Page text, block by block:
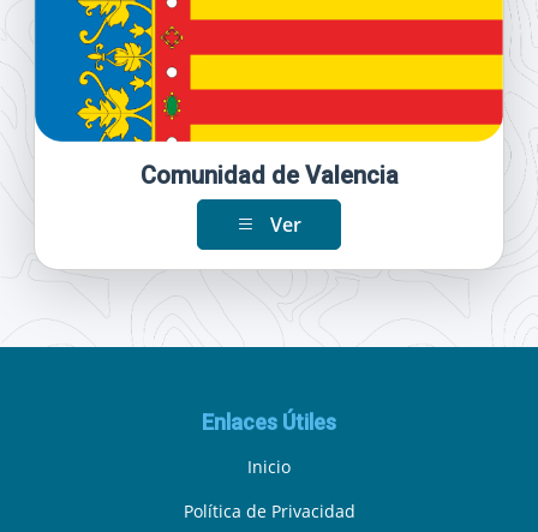
Comunidad de Valencia
Ver
Enlaces Útiles
Inicio
Política de Privacidad